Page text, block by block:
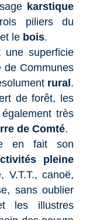
karstique
piliers du
et le bois.
superficie
de Communes
rural .
de forêt, les
très
de Comté.
en fait son
pleine
V.T.T., canoë,
sans oublier
les illustres